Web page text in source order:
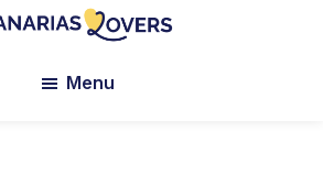
Menu